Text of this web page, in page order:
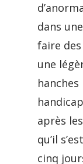
dans
faire
une
après
qu’il
cinq